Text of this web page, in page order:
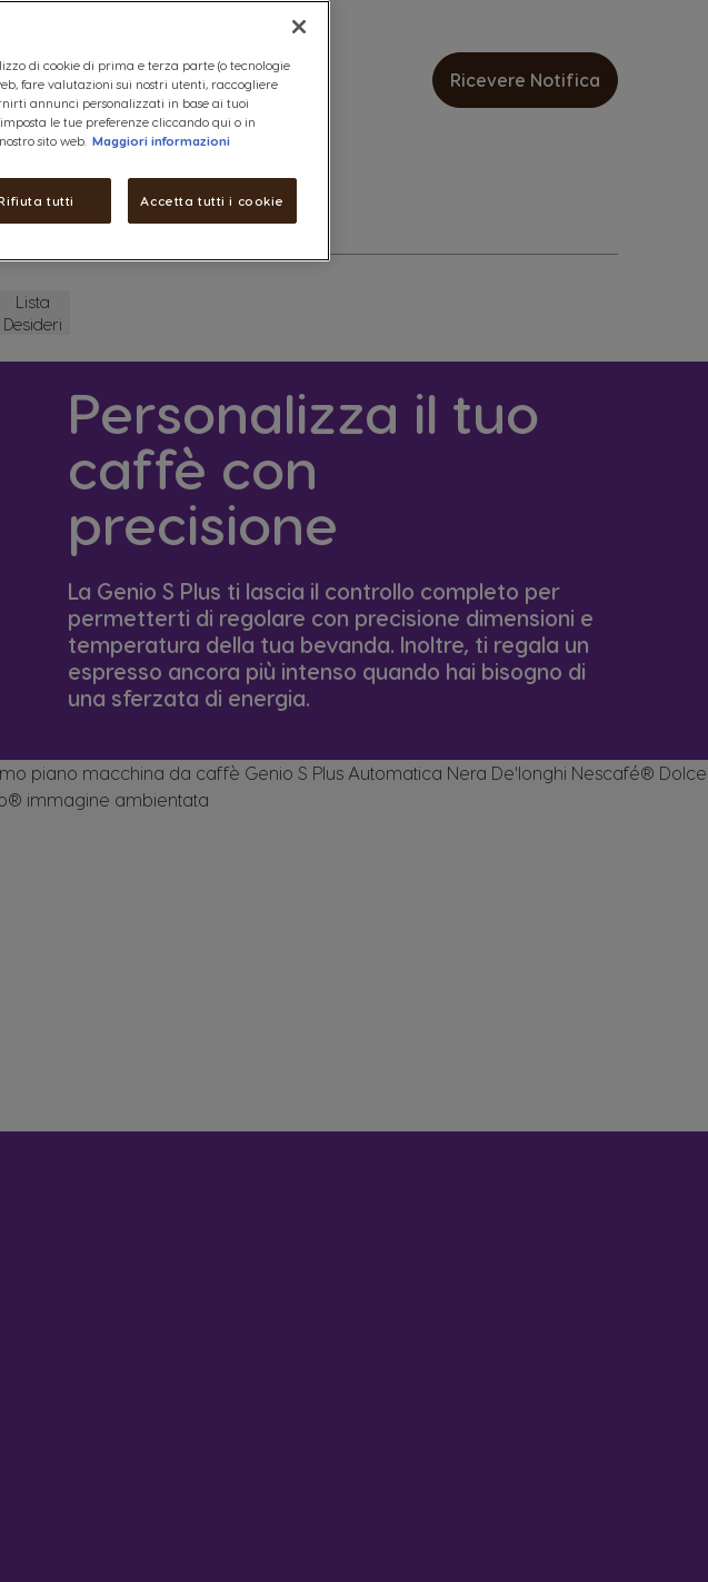
Ricevere Notifica
Lista Dei Desideri
Lista
Desideri
Personalizza il tuo
caffè con
precisione
La Genio S Plus ti lascia il controllo completo per
permetterti di regolare con precisione dimensioni e
temperatura della tua bevanda. Inoltre, ti regala un
espresso ancora più intenso quando hai bisogno di
una sferzata di energia.
di cookie di prima e terza parte (o tecnologie
fare valutazioni sui nostri utenti, raccogliere
annunci personalizzati in base ai tuoi
le tue preferenze cliccando qui o in
sito web. Maggiori informazioni
tutti Accetta tutti i cookie